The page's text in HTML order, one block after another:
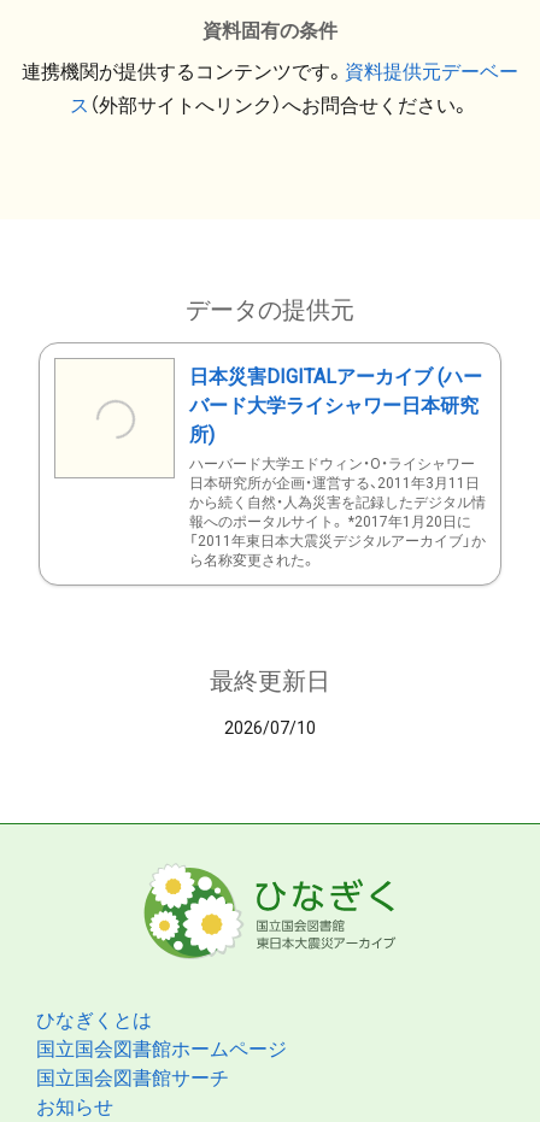
資料固有の条件
連携機関が提供するコンテンツです。 資料提供元デーベー
ス （外部サイトへリンク）へお問合せください。
データの提供元
日本災害DIGITALアーカイブ (ハー
バード大学ライシャワー日本研究
所)
ハーバード大学エドウィン・O・ライシャワー
日本研究所が企画・運営する、2011年3月11日
から続く自然・人為災害を記録したデジタル情
報へのポータルサイト。 *2017年1月20日に
「2011年東日本大震災デジタルアーカイブ」か
ら名称変更された。
最終更新日
2026/07/10
ひなぎくとは
国立国会図書館ホームページ
国立国会図書館サーチ
お知らせ